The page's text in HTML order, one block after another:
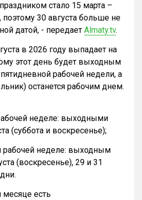
стало 15 марта –
30 августа больше не
датой, - передает Almaty.tv.
в 2026 году выпадает на
этот день будет выходным
рабочей недели, а
останется рабочим днем.
неделе: выходными
(суббота и воскресенье);
рабочей неделе: выходным
(воскресенье), 29 и 31
месяце есть